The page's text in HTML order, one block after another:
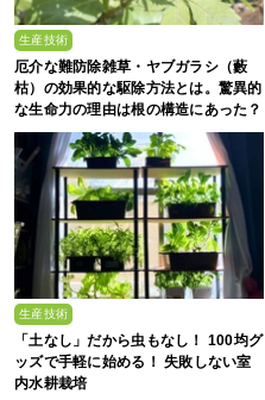
生産技術
厄介な難防除雑草・ヤブガラシ（藪
枯）の効果的な駆除方法とは。驚異的
な生命力の理由は根の構造にあった？
生産技術
「土なし」だから虫もなし！ 100均グ
ッズで手軽に始める！ 失敗しない室
内水耕栽培